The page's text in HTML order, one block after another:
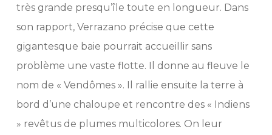
très grande presqu’île toute en longueur. Dans
son rapport, Verrazano précise que cette
gigantesque baie pourrait accueillir sans
problème une vaste flotte. Il donne au fleuve le
nom de « Vendômes ». Il rallie ensuite la terre à
bord d’une chaloupe et rencontre des « Indiens
» revêtus de plumes multicolores. On leur